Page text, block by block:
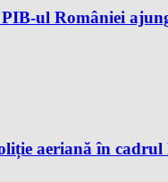
ul României
aeriană în